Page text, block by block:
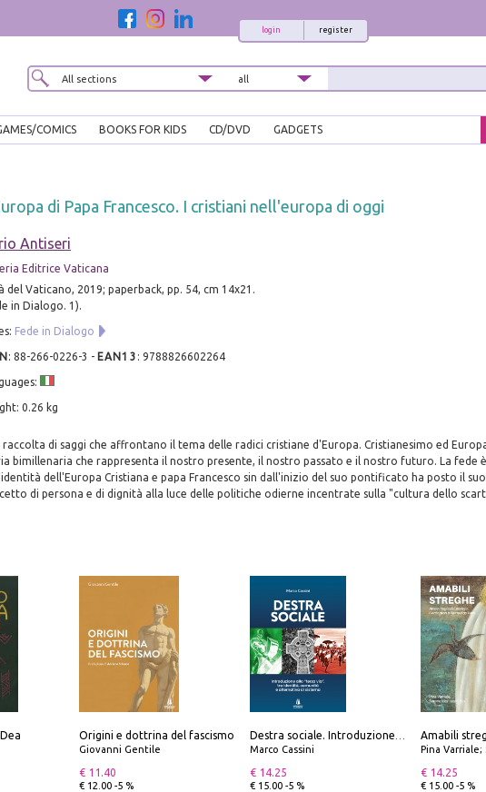
register
login
COMICS BOOKS FOR KIDS CD/DVD GADGETS
di Papa Francesco. I cristiani nell'europa di oggi
Antiseri
Editrice Vaticana
del Vaticano, 2019; paperback, pp. 54, cm 14x21.
in Dialogo. 1).
Fede in Dialogo
: 88-266-0226-3 - EAN13 : 9788826602264
0.26 kg
raccolta di saggi che affrontano il tema delle radici cristiane d'Europa. Cristianesimo ed
bimillenaria che rappresenta il nostro presente, il nostro passato e il nostro futuro. La fede
dell'Europa Cristiana e papa Francesco sin dall'inizio del suo pontificato ha posto il
di persona e di dignità alla luce delle politiche odierne incentrate sulla "cultura dello
Origini e dottrina del fascismo
Giovanni Gentile
€ 11.40
€ 12.00 -5 %
Marco Cassini
€ 14.25
€ 15.00 -5 %
Pina Varriale;
€ 14.25
€ 15.00 -5 %